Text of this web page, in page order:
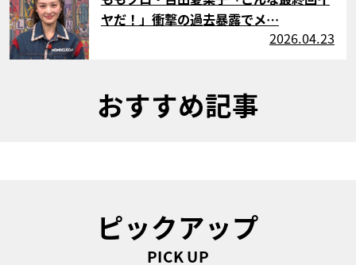
ヤだ！」衝撃の過去暴露でメ…
2026.04.23
おすすめ記事
ピックアップ
PICK UP